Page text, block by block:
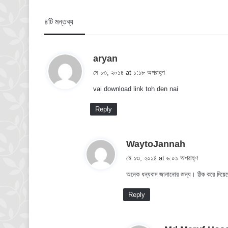
৪টি মন্তব্য
aryan
s
মে ১৩, ২০১৪ at ১:১৮ অপরাহ্ণ
vai download link toh den nai
Reply
WaytoJannah
s
মে ১৩, ২০১৪ at ৬:০১ অপরাহ্ণ
অনেক ধন্যবাদ জানানোর জন্য। ঠিক করে
Reply